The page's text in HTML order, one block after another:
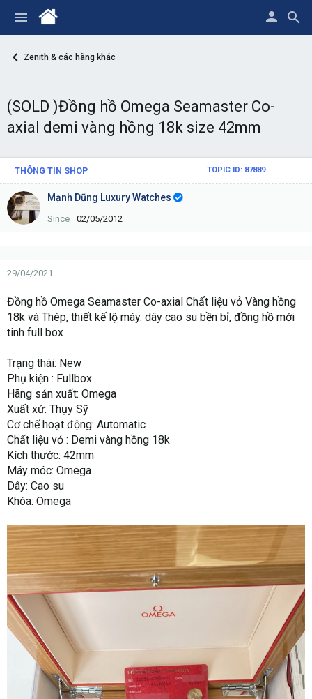
Zenith & các hãng khác
(SOLD )Đồng hồ Omega Seamaster Co-
axial demi vàng hồng 18k size 42mm
THÔNG TIN SHOP TOPIC ID: 87889
Mạnh Dũng Luxury Watches
Since 02/05/2012
29/04/2021
Đồng hồ Omega Seamaster Co-axial Chất liệu vỏ Vàng hồng
18k và Thép, thiết kế lộ máy. dây cao su bền bỉ, đồng hồ mới
tinh full box
Trạng thái: New
Phụ kiện : Fullbox
Hãng sản xuất: Omega
Xuất xứ: Thụy Sỹ
Cơ chế hoạt động: Automatic
Chất liệu vỏ : Demi vàng hồng 18k
Kích thước: 42mm
Máy móc: Omega
Dây: Cao su
Khóa: Omega